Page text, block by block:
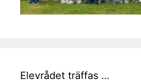
Elevrådet träffas …